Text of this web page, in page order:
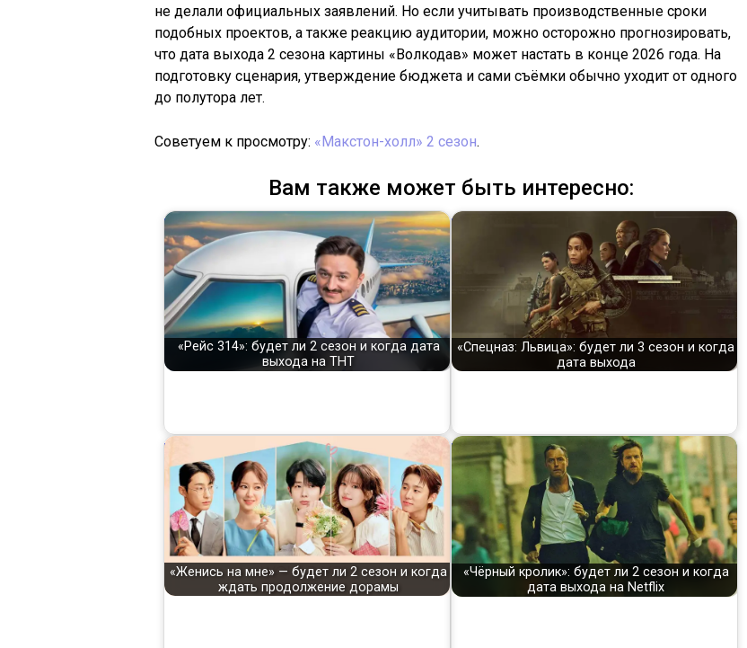
не делали официальных заявлений. Но если учитывать производственные сроки
подобных проектов, а также реакцию аудитории, можно осторожно прогнозировать,
что дата выхода 2 сезона картины «Волкодав» может настать в конце 2026 года. На
подготовку сценария, утверждение бюджета и сами съёмки обычно уходит от одного
до полутора лет.
Советуем к просмотру: «Макстон-холл» 2 сезон.
Вам также может быть интересно:
«Рейс 314»: будет ли 2 сезон и когда дата
выхода на ТНТ
«Спецназ: Львица»: будет ли 3 сезон и когда
дата выхода
«Женись на мне» — будет ли 2 сезон и когда
ждать продолжение дорамы
«Чёрный кролик»: будет ли 2 сезон и когда
дата выхода на Netflix